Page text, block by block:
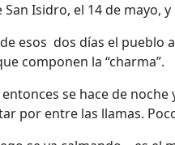
San Isidro, el 14 de mayo,
esos dos días el pueblo
componen la “charma”.
entonces se hace de
por entre las llamas.